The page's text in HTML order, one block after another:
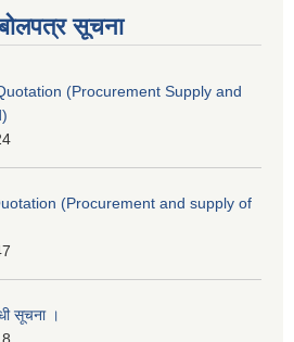
सूचना
(Procurement Supply and
(Procurement and supply of
सूचना ।